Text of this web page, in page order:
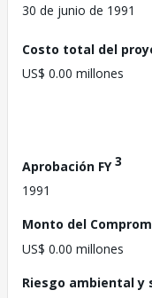
30 de junio de 1991
Costo total del
US$ 0.00 millones
Aprobación FY3
1991
Monto del
US$ 0.00 millones
Riesgo ambiental y